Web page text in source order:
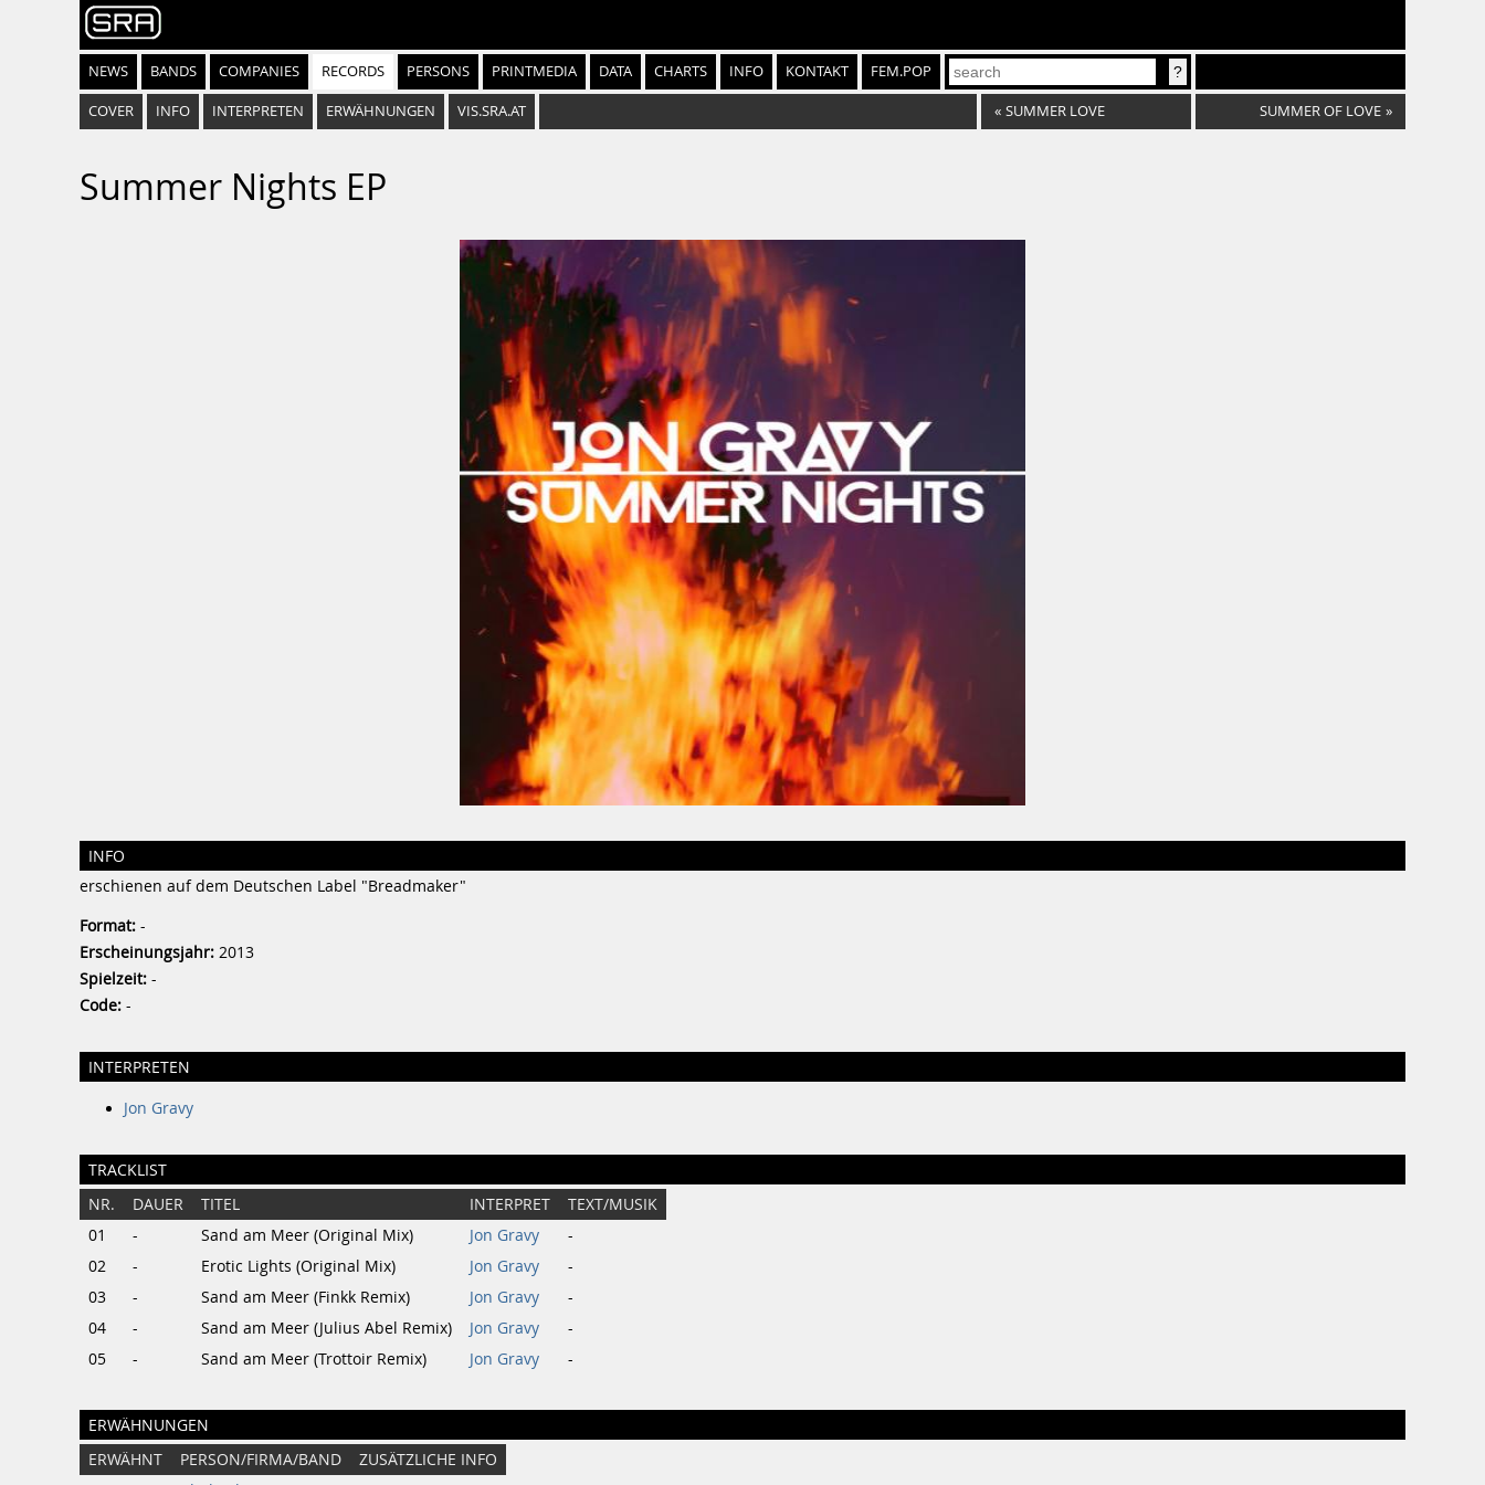
NEWS BANDS COMPANIES RECORDS PERSONS PRINTMEDIA DATA CHARTS INFO KONTAKT FEM.POP
COVER INFO INTERPRETEN ERWÄHNUNGEN VIS.SRA.AT « SUMMER LOVE SUMMER OF LOVE »
Summer Nights EP
INFO
erschienen auf dem Deutschen Label "Breadmaker"
Format: -
Erscheinungsjahr: 2013
Spielzeit: -
Code: -
INTERPRETEN
Jon Gravy
TRACKLIST
NR. DAUER TITEL INTERPRET
TEXT/MUSIK
01
- Sand am Meer (Original Mix) Jon Gravy
-
02
- Erotic Lights (Original Mix) Jon Gravy
-
03
- Sand am Meer (Finkk Remix) Jon Gravy
-
04
- Sand am Meer (Julius Abel Remix) Jon Gravy
-
05
- Sand am Meer (Trottoir Remix) Jon Gravy -
ERWÄHNUNGEN
ERWÄHNT PERSON/FIRMA/BAND
ZUSÄTZLICHE INFO